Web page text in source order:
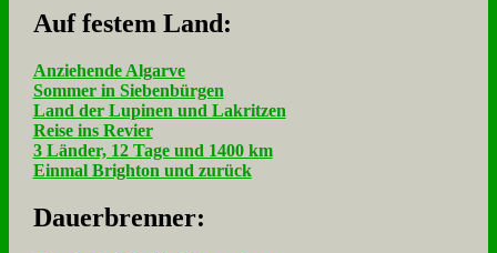
Auf fe­stem Land:
Anziehende Algarve
Sommer in Siebenbürgen
Land der Lupinen und Lakritzen
Reise ins Revier
3 Länder, 12 Tage und 1400 km
Einmal Brighton und zurück
Dau­er­bren­ner: